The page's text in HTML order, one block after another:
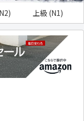
上級 (N1)